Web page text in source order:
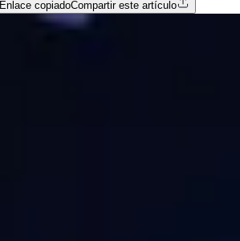
Enlace copiadoCompartir este artículo